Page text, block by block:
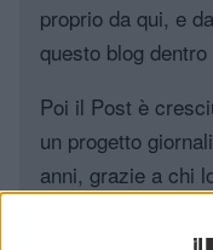
proprio da qui, e
questo blog
Poi il Post è
un progetto
anni, grazie a chi